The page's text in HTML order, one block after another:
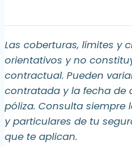
Las coberturas, límites y
orientativos y no
contractual. Pueden
contratada y la fecha de
póliza. Consulta siempre
y particulares de tu
que te aplican.